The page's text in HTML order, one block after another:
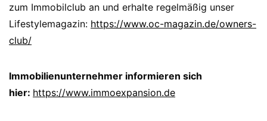
zum Immobilclub an und erhalte regelmäßig unser
Lifestylemagazin: https://www.oc-magazin.de/owners-
club/
Immobilienunternehmer informieren sich
hier: https://www.immoexpansion.de